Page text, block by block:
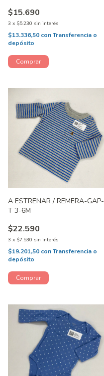
$15.690
3 x $5.230 sin interés
$13.336,50 conTransferencia o
depósito
A ESTRENAR / REMERA-GAP-
T 3-6M
$22.590
3 x $7.530 sin interés
$19.201,50 conTransferencia o
depósito